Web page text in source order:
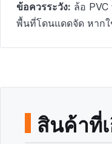
ข้อควรระวัง: ล้อ
พื้นที่โดนแดดจัด หากใ
สินค้าที่